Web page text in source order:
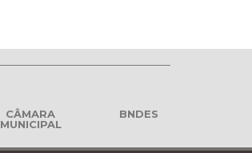
CÂMARA
MUNICIPAL
BNDES